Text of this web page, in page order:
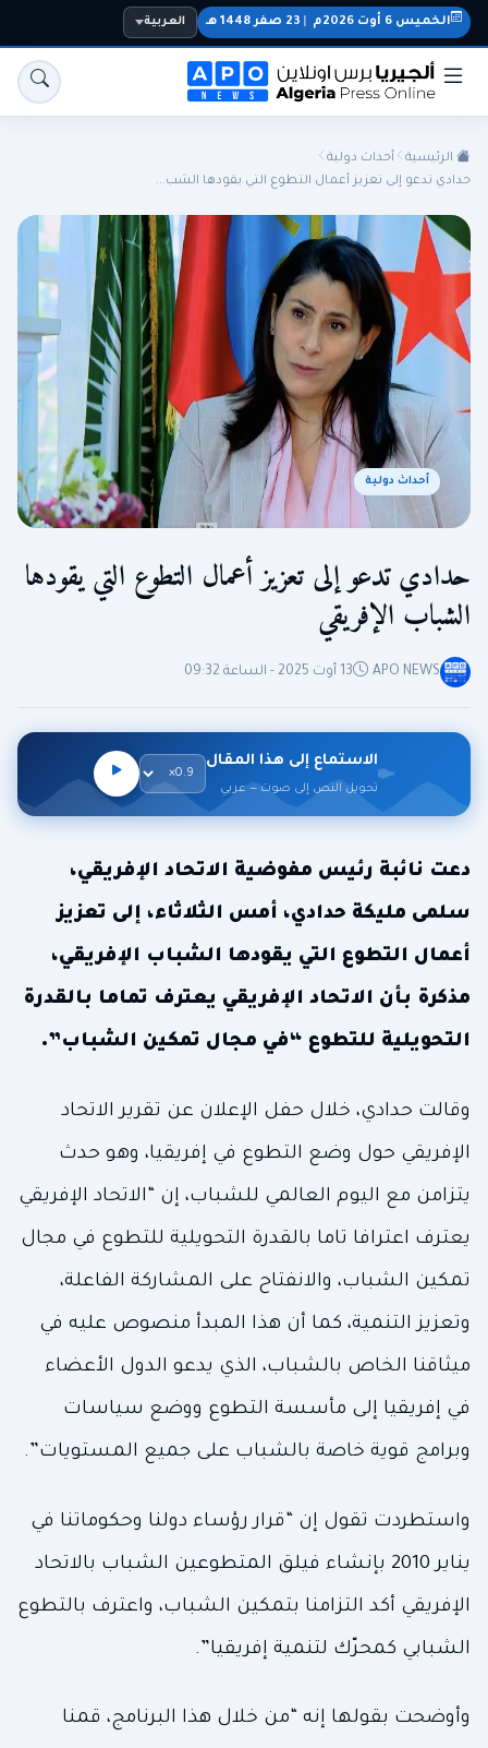
الجزائر الجالية المنتخب الوطني سياسة
اقتصاد رياضة
الخميس 6 أوت 2026م 23 صفر 1448 هـ العربية
الرئيسية
أحداث دولية
حدادي تدعو إلى تعزيز أعمال التطوع التي يقودها الشب...
أحداث دولية
حدادي تدعو إلى تعزيز أعمال التطوع التي يقودها
الشباب الإفريقي
APO NEWS 13 أوت 2025 - الساعة 09:32
الاستماع إلى هذا المقال
تحويل النص إلى صوت — عربي
دعت نائبة رئيس مفوضية الاتحاد الإفريقي،
سلمى مليكة حدادي، أمس الثلاثاء، إلى تعزيز
أعمال التطوع التي يقودها الشباب الإفريقي،
مذكرة بأن الاتحاد الإفريقي يعترف تماما بالقدرة
التحويلية للتطوع “في مجال تمكين الشباب”.
وقالت حدادي، خلال حفل الإعلان عن تقرير الاتحاد
الإفريقي حول وضع التطوع في إفريقيا، وهو حدث
يتزامن مع اليوم العالمي للشباب، إن “الاتحاد الإفريقي
يعترف اعترافا تاما بالقدرة التحويلية للتطوع في مجال
تمكين الشباب، والانفتاح على المشاركة الفاعلة،
وتعزيز التنمية، كما أن هذا المبدأ منصوص عليه في
ميثاقنا الخاص بالشباب، الذي يدعو الدول الأعضاء
في إفريقيا إلى مأسسة التطوع ووضع سياسات
وبرامج قوية خاصة بالشباب على جميع المستويات”.
واستطردت تقول إن “قرار رؤساء دولنا وحكوماتنا في
يناير 2010 بإنشاء فيلق المتطوعين الشباب بالاتحاد
الإفريقي أكد التزامنا بتمكين الشباب، واعترف بالتطوع
الشبابي كمحرّك لتنمية إفريقيا”.
وأوضحت بقولها إنه “من خلال هذا البرنامج، قمنا